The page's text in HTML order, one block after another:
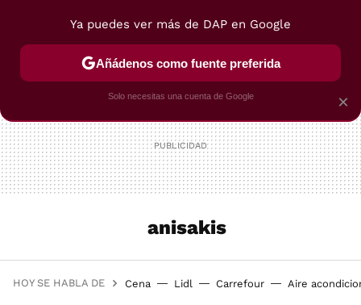
POSTRES VIAJES SELECCIÓN VEGUI
anisakis
HOY SE HABLA DE Cena Lidl Carrefour Aire
×
Ya puedes ver más de DAP en Google
Añádenos como fuente preferida
Solo necesitas una cuenta de Google